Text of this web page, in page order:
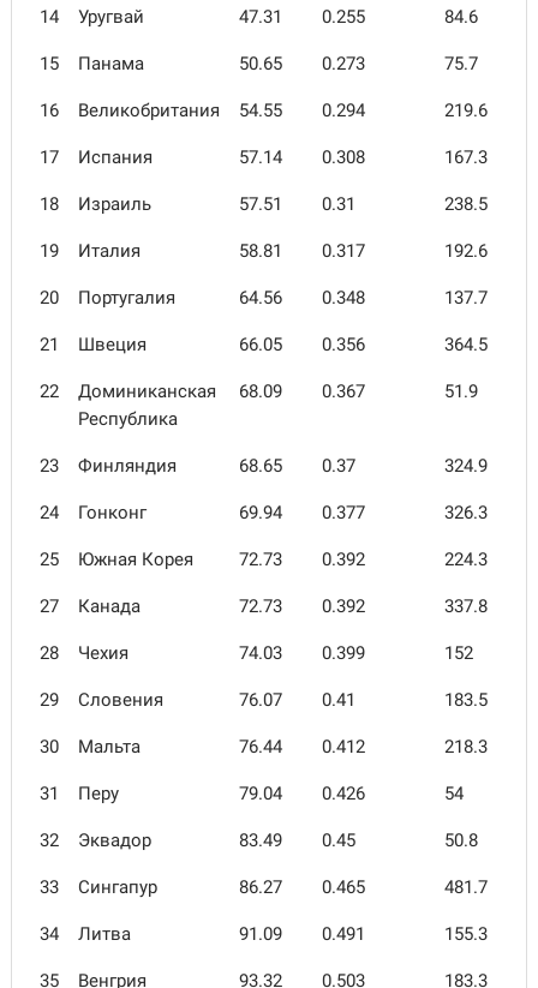
14 Уругвай 47.31 0.255 84.6
15 Панама 50.65 0.273 75.7
16 Великобритания 54.55 0.294 219.6
17 Испания 57.14 0.308 167.3
18 Израиль 57.51 0.31 238.5
19 Италия 58.81 0.317 192.6
20 Португалия 64.56 0.348 137.7
21 Швеция 66.05 0.356 364.5
22
Доминиканская
Республика
68.09 0.367 51.9
23 Финляндия 68.65 0.37 324.9
24 Гонконг 69.94 0.377 326.3
25 Южная Корея 72.73 0.392 224.3
27 Канада 72.73 0.392 337.8
28 Чехия 74.03 0.399 152
29 Словения 76.07 0.41 183.5
30 Мальта 76.44 0.412 218.3
31 Перу 79.04 0.426 54
32 Эквадор 83.49 0.45 50.8
33 Сингапур 86.27 0.465 481.7
34 Литва 91.09 0.491 155.3
35 Венгрия 93.32 0.503 183.3